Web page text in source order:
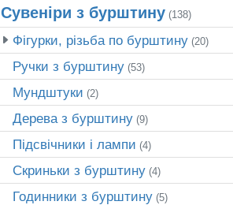
Сувеніри з бурштину(138)
Фігурки, різьба по бурштину(20)
Ручки з бурштину(53)
Мундштуки (2)
Дерева з бурштину(9)
Підсвічники і лампи (4)
Скриньки з бурштину(4)
Годинники з бурштину(5)